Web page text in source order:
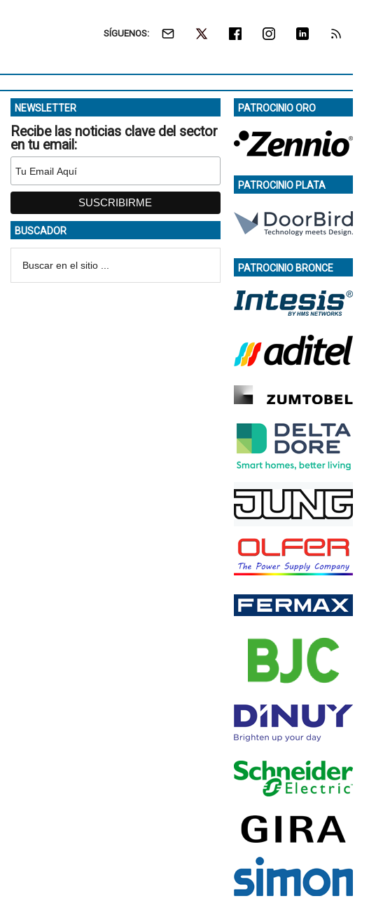
SÍGUENOS:
NEWSLETTER
Recibe las noticias clave del sector
en tu email:
BUSCADOR
PATROCINIO ORO
PATROCINIO PLATA
PATROCINIO BRONCE